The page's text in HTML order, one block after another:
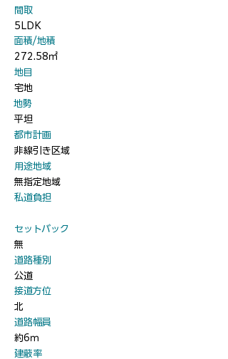
​間取
5LDK
​面積/地積
272.58㎡
​地目
宅地
​地勢
平坦
​都市計画
非線引き区域
​用途地域
無指定地域
​私道負担
​セットバック
無
​道路種別
公道
​接道方位
北
​道路幅員
約6ｍ
​建蔽率